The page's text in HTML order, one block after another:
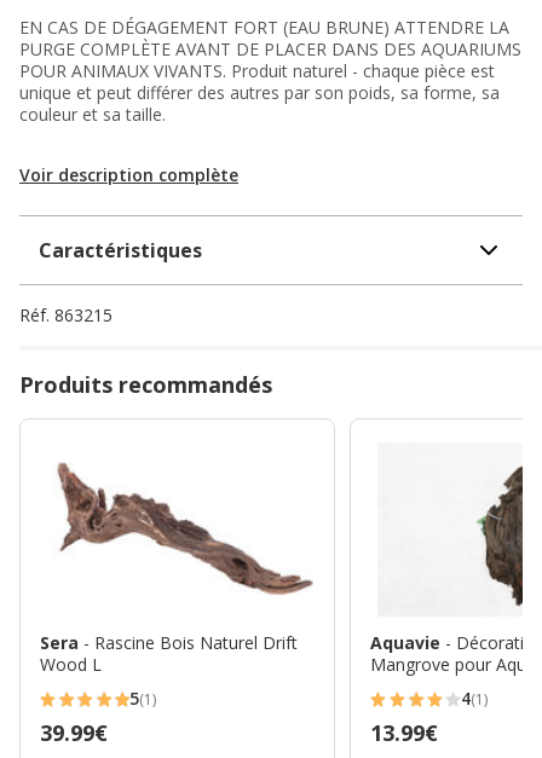
EN CAS DE DÉGAGEMENT FORT (EAU BRUNE) ATTENDRE LA
PURGE COMPLÈTE AVANT DE PLACER DANS DES AQUARIUMS
POUR ANIMAUX VIVANTS. Produit naturel - chaque pièce est
unique et peut différer des autres par son poids, sa forme, sa
couleur et sa taille.
Voir description complète
Caractéristiques
Réf. 863215
Produits recommandés
Sera - Rascine Bois Naturel Drift
Wood L
5
étoiles
5(1)
Prix
39.99€
Aquavie -
Mangrove pour
4
étoiles
4(1)
Prix
13.99€